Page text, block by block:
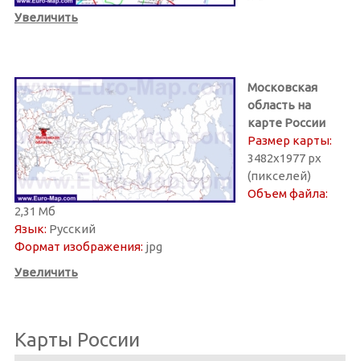
Увеличить
Московская
область на
карте России
Размер карты:
3482х1977 px
(пикселей)
Объем файла:
2,31 Мб
Язык: Русский
Формат изображения: jpg
Увеличить
Карты России